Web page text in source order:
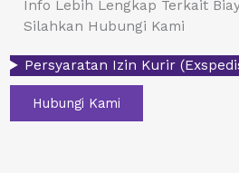
Info Lebih Lengkap Terkait
Silahkan Hubungi Kami
Persyaratan Izin Kurir
Hubungi Kami